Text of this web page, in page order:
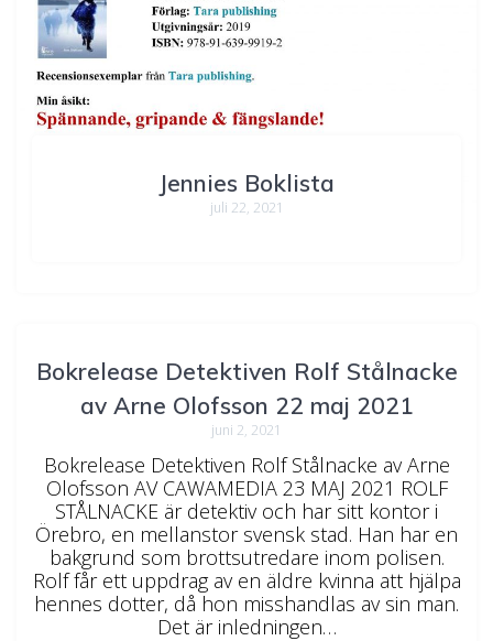
Jennies Boklista
juli 22, 2021
Bokrelease Detektiven Rolf Stålnacke
av Arne Olofsson 22 maj 2021
juni 2, 2021
Bokrelease Detektiven Rolf Stålnacke av Arne
Olofsson AV CAWAMEDIA 23 MAJ 2021 ROLF
STÅLNACKE är detektiv och har sitt kontor i
Örebro, en mellanstor svensk stad. Han har en
bakgrund som brottsutredare inom polisen.
Rolf får ett uppdrag av en äldre kvinna att hjälpa
hennes dotter, då hon misshandlas av sin man.
Det är inledningen…